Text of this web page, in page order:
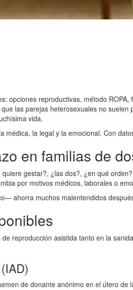
opciones reproductivas, método
las parejas heterosexuales no
vida.
la legal y la emocional. Con
en familias de
gestar?, ¿las dos?, ¿en qué
por motivos médicos, laborales o
ahorra muchos malentendidos
reproducción asistida tanto en la
de donante anónimo en el útero